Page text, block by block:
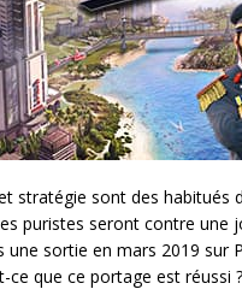
stratégie sont des habitués
puristes seront contre une
une sortie en mars 2019 sur
ce que ce portage est réussi